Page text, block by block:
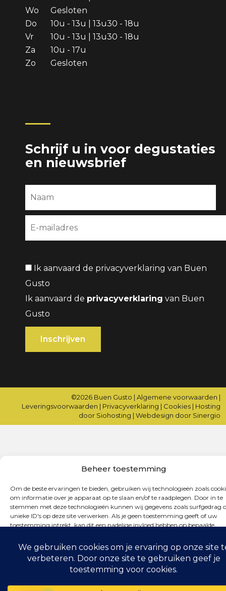
Beheer toestemming
Om de beste ervaringen te bieden, gebruiken wij technologieën zoals
om informatie over je apparaat op te slaan en/of te raadplegen. Door in te
stemmen met deze technologieën kunnen wij gegevens zoals surfgedrag
unieke ID's op deze site verwerken. Als je geen toestemming geeft of uw
toestemming intrekt, kan dit een nadelige invloed hebben op bepaalde
Accepteren
Weigeren
Wo
Gesloten
Do
10u - 13u | 13u30 - 18u
Vr
10u - 13u | 13u30 - 18u
Za
10u - 17u
Zo
Gesloten
Schrijf u in voor degustaties
en nieuwsbrief
Ik aanvaard de privacyverklaring van Buen
Gusto
Ik aanvaard de privacyverklaring van Buen
Gusto
©2026 Buen Gusto | Algemene voorwaarden |
Leveringsvoorwaarden | Privacyverklaring | Cookies | Hosting
door Siohosting | Webdesign door Sinergio